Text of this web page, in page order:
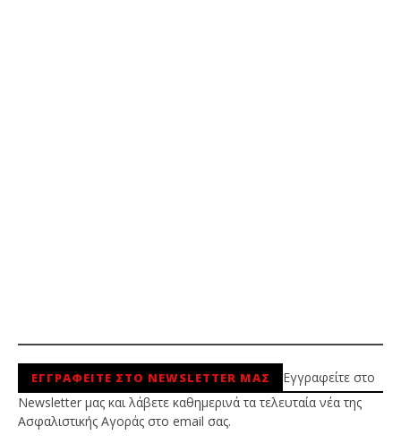
ΕΓΓΡΑΦΕΙΤΕ ΣΤΟ NEWSLETTER ΜΑΣ
Εγγραφείτε στο
Newsletter μας και λάβετε καθημερινά τα τελευταία νέα της
Ασφαλιστικής Αγοράς στο email σας.